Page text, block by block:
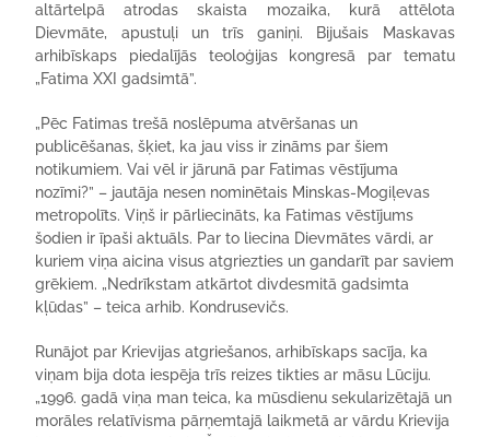
altārtelpā atrodas skaista mozaika, kurā attēlota
Dievmāte, apustuļi un trīs ganiņi. Bijušais Maskavas
arhibīskaps piedalījās teoloģijas kongresā par tematu
„Fatima XXI gadsimtā”.
„Pēc Fatimas trešā noslēpuma atvēršanas un
publicēšanas, šķiet, ka jau viss ir zināms par šiem
notikumiem. Vai vēl ir jārunā par Fatimas vēstījuma
nozīmi?” – jautāja nesen nominētais Minskas-Mogiļevas
metropolīts. Viņš ir pārliecināts, ka Fatimas vēstījums
šodien ir īpaši aktuāls. Par to liecina Dievmātes vārdi, ar
kuriem viņa aicina visus atgriezties un gandarīt par saviem
grēkiem. „Nedrīkstam atkārtot divdesmitā gadsimta
kļūdas” – teica arhib. Kondrusevičs.
Runājot par Krievijas atgriešanos, arhibīskaps sacīja, ka
viņam bija dota iespēja trīs reizes tikties ar māsu Lūciju.
„1996. gadā viņa man teica, ka mūsdienu sekularizētajā un
morāles relatīvisma pārņemtajā laikmetā ar vārdu Krievija